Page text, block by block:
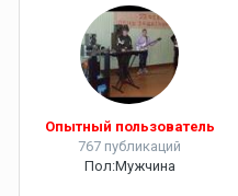
Опытный пользователь
767 публикаций
Пол:Мужчина